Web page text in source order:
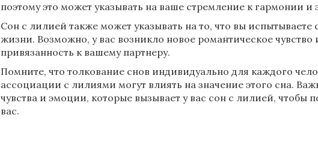
поэтому это может указывать на ваше стремление к гармонии и
Сон с лилией также может указывать на то, что вы испытываете
жизни. Возможно, у вас возникло новое романтическое чувство
привязанность к вашему партнеру.
Помните, что толкование снов индивидуально для каждого
ассоциации с лилиями могут влиять на значение этого сна.
чувства и эмоции, которые вызывает у вас сон с лилией, чтобы
вас.